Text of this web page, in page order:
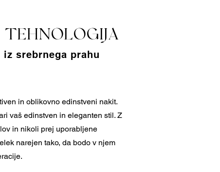
iz srebrnega prahu
in oblikovno edinstveni nakit.
vaš edinstven in eleganten stil. Z
in nikoli prej uporabljene
narejen tako, da bodo v njem